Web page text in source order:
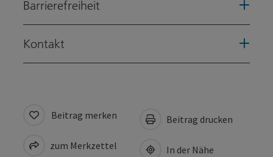
Barrierefreiheit
Kontakt
Beitrag merken
zum Merkzettel
Beitrag drucken
In der Nähe